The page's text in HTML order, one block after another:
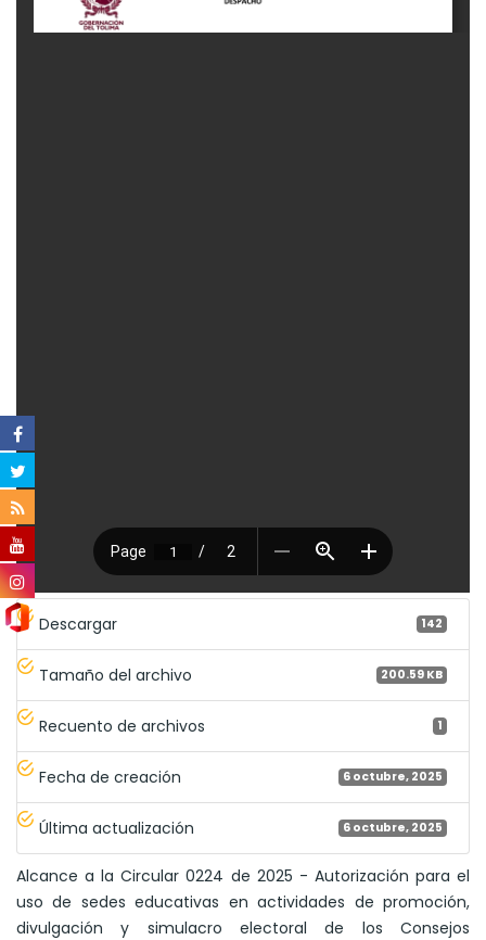
Descargar 142
Tamaño del archivo 200.59 KB
Recuento de archivos 1
Fecha de creación 6 octubre, 2025
Última actualización 6 octubre, 2025
Alcance a la Circular 0224 de 2025 - Autorización para el
uso de sedes educativas en actividades de promoción,
divulgación y simulacro electoral de los Consejos